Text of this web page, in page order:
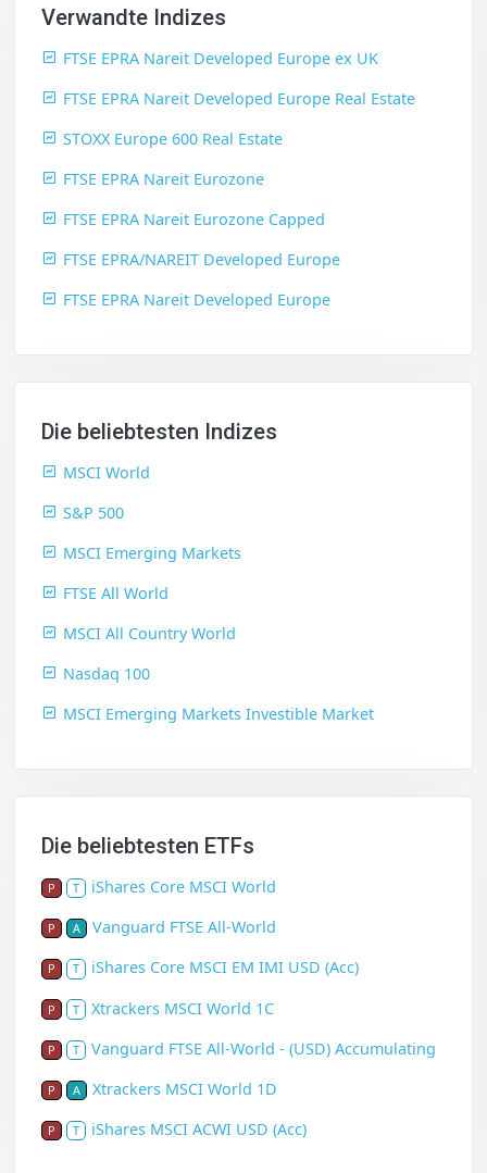
Verwandte Indizes
FTSE EPRA Nareit Developed Europe ex UK
FTSE EPRA Nareit Developed Europe Real Estate
STOXX Europe 600 Real Estate
FTSE EPRA Nareit Eurozone
FTSE EPRA Nareit Eurozone Capped
FTSE EPRA/NAREIT Developed Europe
FTSE EPRA Nareit Developed Europe
Die beliebtesten Indizes
MSCI World
S&P 500
MSCI Emerging Markets
FTSE All World
MSCI All Country World
Nasdaq 100
MSCI Emerging Markets Investible Market
Die beliebtesten ETFs
P T iShares Core MSCI World
P A Vanguard FTSE All-World
P T iShares Core MSCI EM IMI USD (Acc)
P T Xtrackers MSCI World 1C
P T Vanguard FTSE All-World - (USD) Accumulating
P A Xtrackers MSCI World 1D
P T iShares MSCI ACWI USD (Acc)